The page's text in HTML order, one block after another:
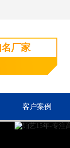
厂家
客户案例